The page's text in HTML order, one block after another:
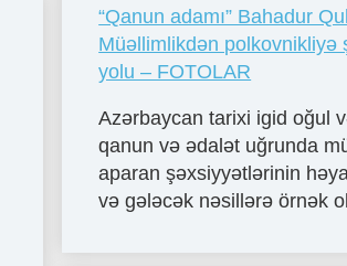
“Qanun adamı” Bahadur
Müəllimlikdən polkovnikliyə
yolu – FOTOLAR
Azərbaycan tarixi igid oğul
qanun və ədalət uğrunda
aparan şəxsiyyətlərinin
və gələcək nəsillərə örnək